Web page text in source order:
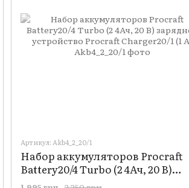
Артикул: Akb4_2_20/1
Набор аккумуляторов Procraft
Battery20/4 Turbo (2 4Ач, 20 В)
зарядное устройство Procraft